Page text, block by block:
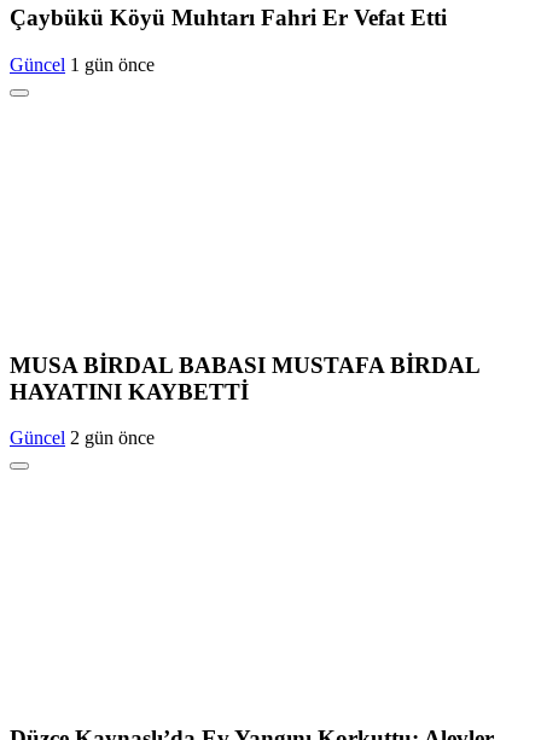
Çaybükü Köyü Muhtarı Fahri Er Vefat Etti
Güncel 1 gün önce
MUSA BİRDAL BABASI MUSTAFA BİRDAL
HAYATINI KAYBETTİ
Güncel 2 gün önce